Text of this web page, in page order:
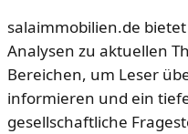
salaimmobilien.de
Analysen zu aktuellen
Bereichen, um Leser
informieren und ein
gesellschaftliche